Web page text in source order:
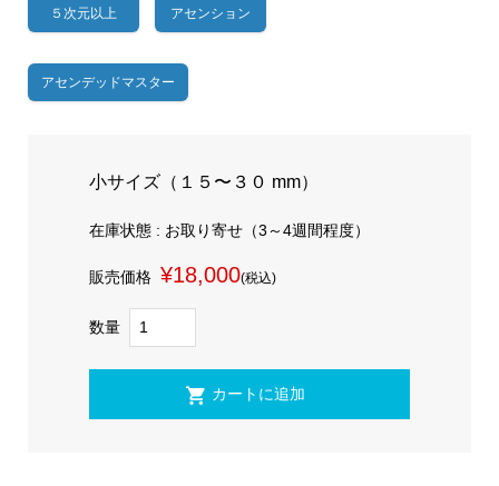
５次元以上 アセンション
アセンデッドマスター
小サイズ（１５〜３０ mm）
在庫状態 : お取り寄せ（3～4週間程度）
販売価格 ¥18,000(税込)
数量